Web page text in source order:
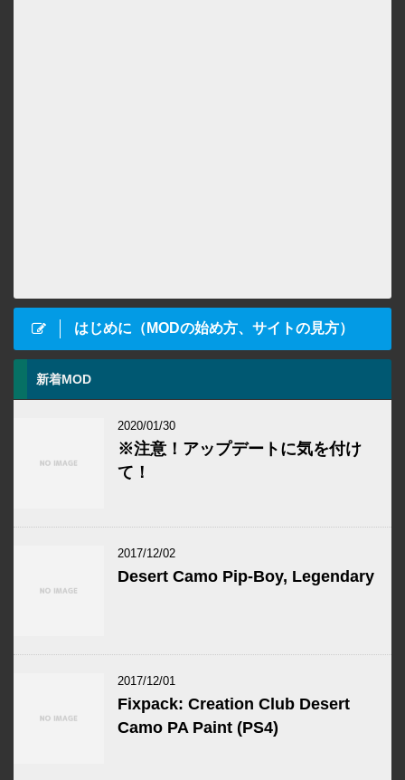
はじめに（MODの始め方、サイトの見方）
新着MOD
2020/01/30
※注意！アップデートに気を付け
て！
2017/12/02
Desert Camo Pip-Boy, Legendary
2017/12/01
Fixpack: Creation Club Desert
Camo PA Paint (PS4)